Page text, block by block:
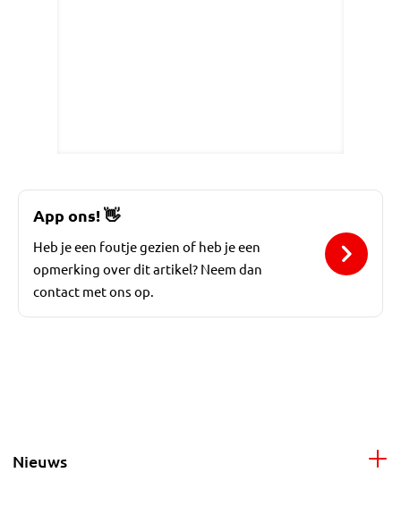
App ons!👋
Heb je een foutje gezien of heb je een
opmerking over dit artikel? Neem dan
contact met ons op.
Nieuws